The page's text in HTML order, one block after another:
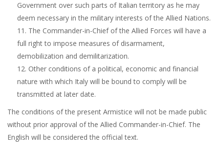
Government over such parts of Italian territory as he may
deem necessary in the military interests of the Allied Nations.
11. The Commander-in-Chief of the Allied Forces will have a
full right to impose measures of disarmament,
demobilization and demilitarization.
12. Other conditions of a political, economic and financial
nature with which Italy will be bound to comply will be
transmitted at later date.
The conditions of the present Armistice will not be made public
without prior approval of the Allied Commander-in-Chief. The
English will be considered the official text.